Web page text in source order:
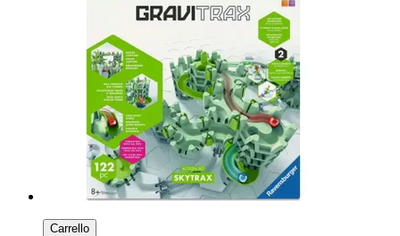
Carrello